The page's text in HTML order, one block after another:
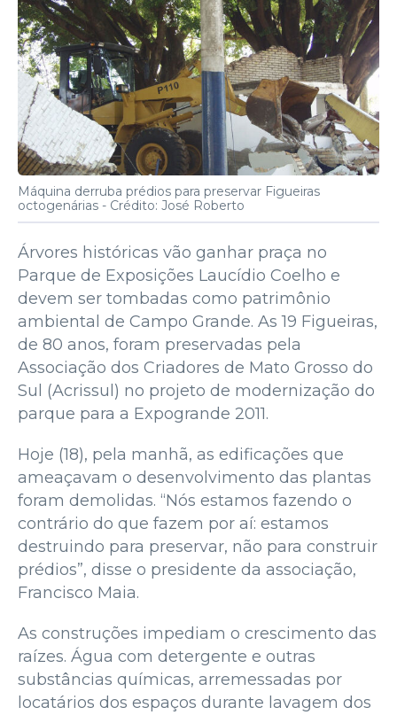
Máquina derruba prédios para preservar Figueiras
octogenárias - Crédito: José Roberto
Árvores históricas vão ganhar praça no
Parque de Exposições Laucídio Coelho e
devem ser tombadas como patrimônio
ambiental de Campo Grande. As 19 Figueiras,
de 80 anos, foram preservadas pela
Associação dos Criadores de Mato Grosso do
Sul (Acrissul) no projeto de modernização do
parque para a Expogrande 2011.
Hoje (18), pela manhã, as edificações que
ameaçavam o desenvolvimento das plantas
foram demolidas. “Nós estamos fazendo o
contrário do que fazem por aí: estamos
destruindo para preservar, não para construir
prédios”, disse o presidente da associação,
Francisco Maia.
As construções impediam o crescimento das
raízes. Água com detergente e outras
substâncias químicas, arremessadas por
locatários dos espaços durante lavagem dos